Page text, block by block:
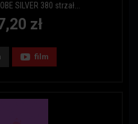
SILVER 380 strzał...
zł
film